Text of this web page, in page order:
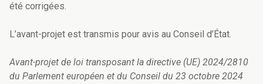
été corrigées.
L’avant-projet est transmis pour avis au Conseil d’État.
Avant-projet de loi transposant la directive (UE) 2024/2810
du Parlement européen et du Conseil du 23 octobre 2024